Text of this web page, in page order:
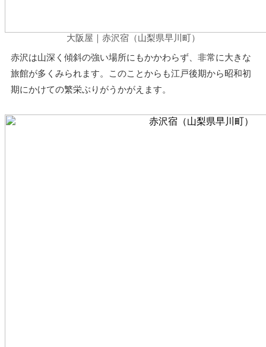
大阪屋｜赤沢宿（山梨県早川町）
赤沢は山深く傾斜の強い場所にもかかわらず、非常に大きな
旅館が多くみられます。このことからも江戸後期から昭和初
期にかけての繁栄ぶりがうかがえます。